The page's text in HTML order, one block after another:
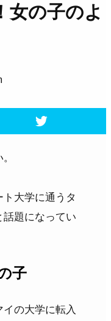
女の子のよ
大学に通うタ
題になってい
子
の大学に転入